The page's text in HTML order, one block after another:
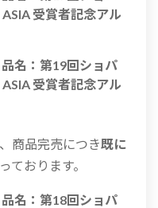
受賞者記念アル
名：第19回ショパ
受賞者記念アル
商品完売につき既に
ております。
名：第18回ショパ